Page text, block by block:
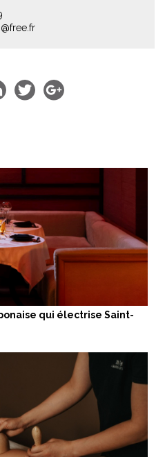
qui électrise Saint-